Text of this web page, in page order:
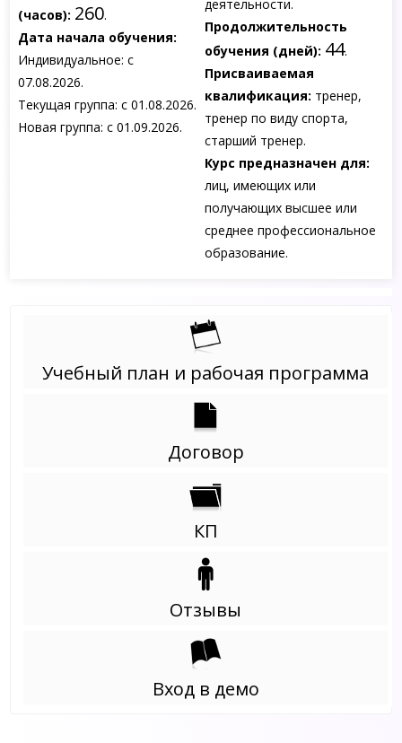
(часов): 260.
Дата начала обучения:
Индивидуальное: с
07.08.2026.
Текущая группа: с 01.08.2026.
Новая группа: с 01.09.2026.
деятельности.
Продолжительность
обучения (дней): 44.
Присваиваемая
квалификация: тренер,
тренер по виду спорта,
старший тренер.
Курс предназначен для:
лиц, имеющих или
получающих высшее или
среднее профессиональное
образование.
Учебный план и рабочая программа
Договор
КП
Отзывы
Вход в демо